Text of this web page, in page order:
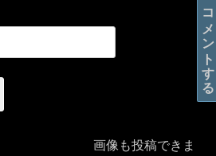
画像も投稿できま
コメントする